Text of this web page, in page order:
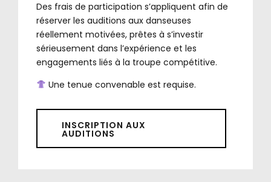
Des frais de participation s’appliquent afin de
réserver les auditions aux danseuses
réellement motivées, prêtes à s’investir
sérieusement dans l’expérience et les
engagements liés à la troupe compétitive.
Une tenue convenable est requise.
INSCRIPTION AUX
AUDITIONS